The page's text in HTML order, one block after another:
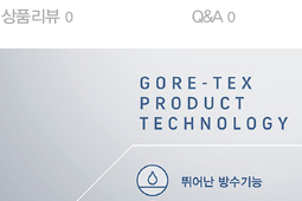
상품리뷰 0 Q&A0